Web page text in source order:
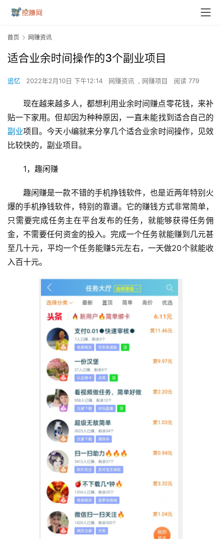
首页 网赚资讯
适合业余时间操作的3个副业项目
追忆 2022年2月10日 下午12:14 网赚资讯 , 网赚项目 阅读 779
现在越来越多人，都想利用业余时间赚点零花钱，来补
贴一下家用。但却因为种种原因，一直未能找到适合自己的
副业项目。今天小编就来分享几个适合业余时间操作，见效
比较快的，副业项目。
1，趣闲赚
趣闲赚是一款不错的手机挣钱软件，也是近两年特别火
爆的手机挣钱软件，特别的靠谱。它的赚钱方式非常简单，
只需要完成任务主在平台发布的任务，就能够获得任务佣
金，不需要任何资金的投入。完成一个任务就能赚到几元甚
至几十元，平均一个任务能赚5元左右，一天做20个就能收
入百十元。